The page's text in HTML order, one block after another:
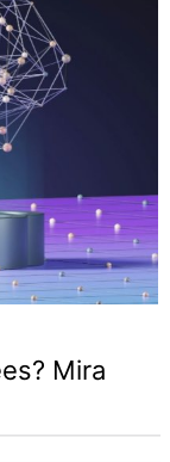
Mira